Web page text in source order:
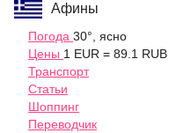
Афины
Погода 30°, ясно
Цены 1 EUR = 89.1 RUB
Транспорт
Статьи
Шоппинг
Переводчик